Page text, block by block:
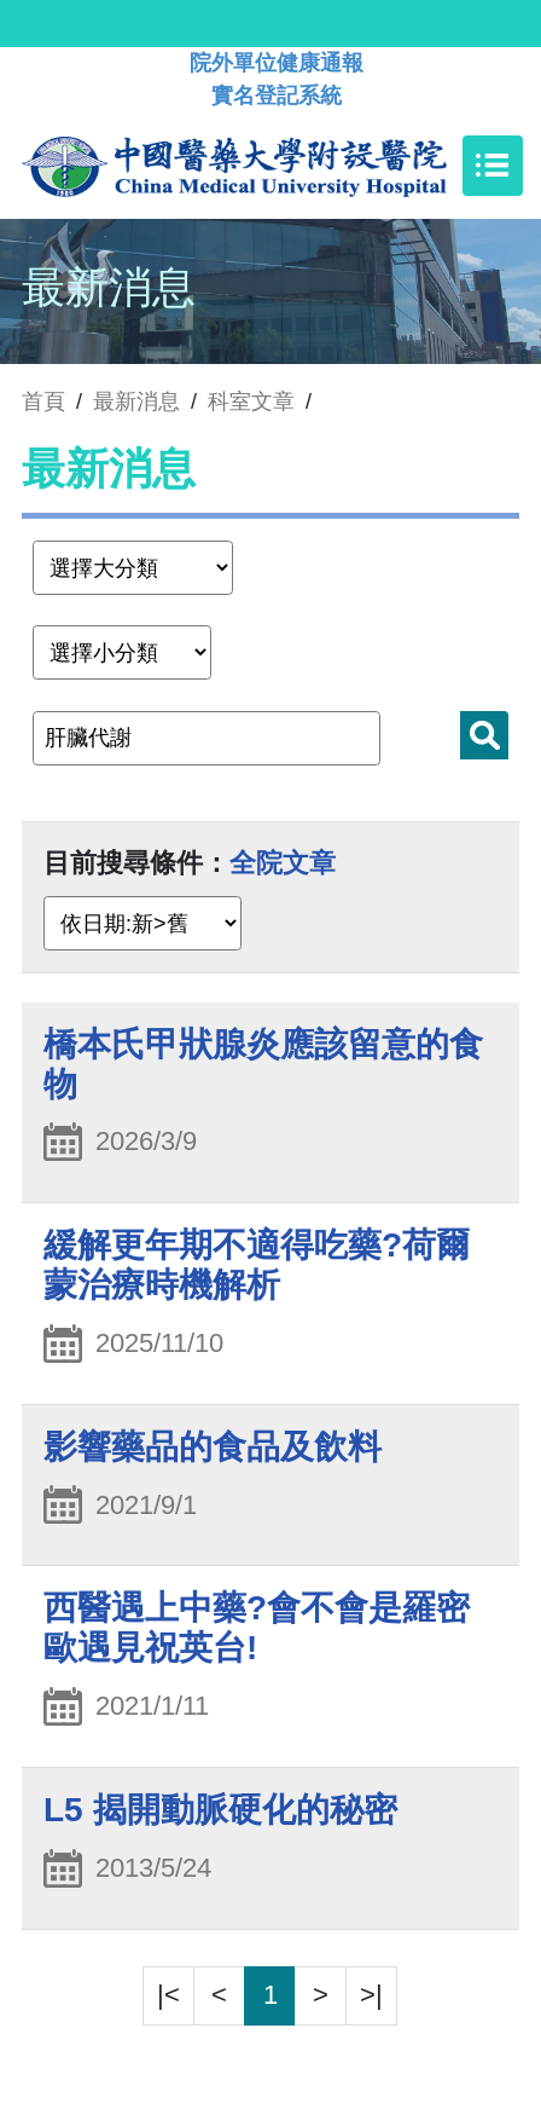
院外單位健康通報
實名登記系統
最新消息
首頁 / 最新消息 / 科室文章 /
最新消息
目前搜尋條件： 全院文章
橋本氏甲狀腺炎應該留意的食
物
2026/3/9
緩解更年期不適得吃藥?荷爾
蒙治療時機解析
2025/11/10
影響藥品的食品及飲料
2021/9/1
西醫遇上中藥?會不會是羅密
歐遇見祝英台!
2021/1/11
L5 揭開動脈硬化的秘密
2013/5/24
|< < 1 > >|